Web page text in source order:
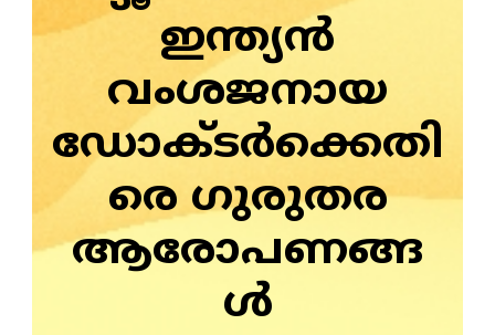
ഇന്ത്യൻ
വംശജനായ
ഡോക്ടർക്കെതി
രെ ഗുരുതര
ആരോപണങ്ങ
ൾ